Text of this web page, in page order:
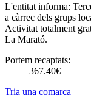
L'entitat informa:
a càrrec dels grups
Activitat totalment
La Marató.
Portem recaptats:
367.40€
Tria una comarca